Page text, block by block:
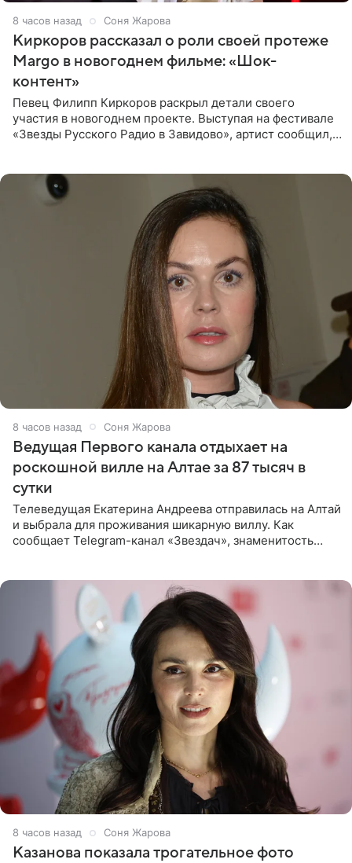
8 часов назад Соня Жарова
Киркоров рассказал о роли своей протеже
Margo в новогоднем фильме: «Шок-
контент»
Певец Филипп Киркоров раскрыл детали своего
участия в новогоднем проекте. Выступая на фестивале
«Звезды Русского Радио в Завидово», артист сообщил,
8 часов назад Соня Жарова
Ведущая Первого канала отдыхает на
роскошной вилле на Алтае за 87 тысяч в
сутки
Телеведущая Екатерина Андреева отправилась на Алтай
и выбрала для проживания шикарную виллу. Как
сообщает Telegram-канал «Звездач», знаменитость
8 часов назад Соня Жарова
Казанова показала трогательное фото